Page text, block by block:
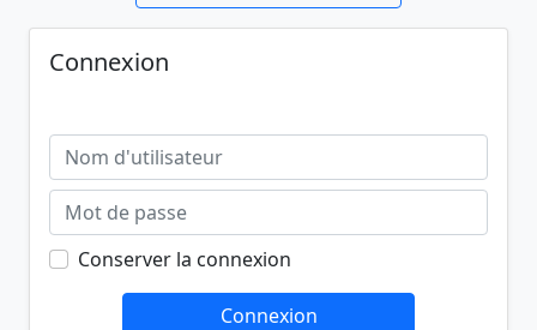
Connexion
Conserver la connexion
Connexion